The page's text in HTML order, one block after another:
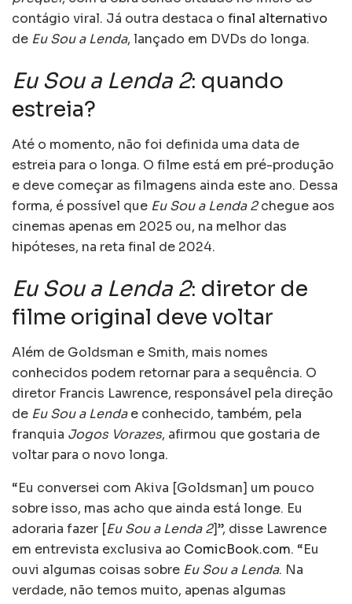
contágio viral. Já outra destaca o final alternativo
de Eu Sou a Lenda, lançado em DVDs do longa.
Eu Sou a Lenda 2: quando
estreia?
Até o momento, não foi definida uma data de
estreia para o longa. O filme está em pré-produção
e deve começar as filmagens ainda este ano. Dessa
forma, é possível que Eu Sou a Lenda 2chegue aos
cinemas apenas em 2025 ou, na melhor das
hipóteses, na reta final de 2024.
Eu Sou a Lenda 2: diretor de
filme original deve voltar
Além de Goldsman e Smith, mais nomes
conhecidos podem retornar para a sequência. O
diretor Francis Lawrence, responsável pela direção
de Eu Sou a Lendae conhecido, também, pela
franquia Jogos Vorazes, afirmou que gostaria de
voltar para o novo longa.
“Eu conversei com Akiva [Goldsman] um pouco
sobre isso, mas acho que ainda está longe. Eu
adoraria fazer [Eu Sou a Lenda 2]”, disse Lawrence
em entrevista exclusiva ao ComicBook.com. “Eu
ouvi algumas coisas sobre Eu Sou a Lenda. Na
verdade, não temos muito, apenas algumas